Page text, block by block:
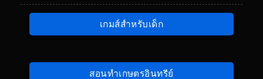
เกมส์สำหรับเด็ก
สอนทำเกษตรอินทรีย์